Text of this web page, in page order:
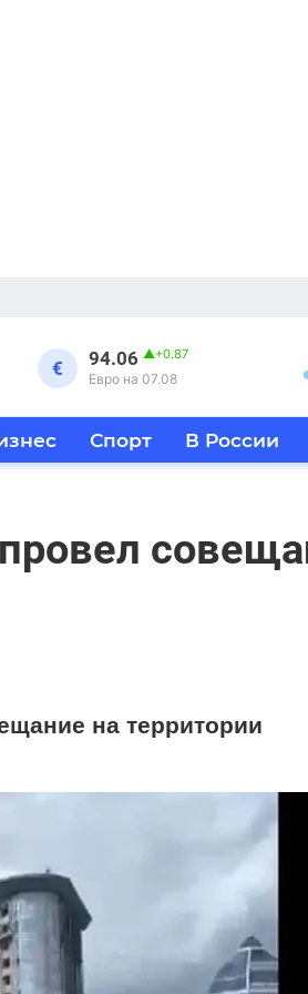
€ 94.06 ▲+0.87
Евро на 07.08
Спорт В России
на территории